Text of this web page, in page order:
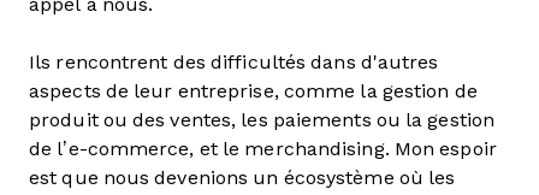
appel à nous.
Ils rencontrent des difficultés dans d'autres
aspects de leur entreprise, comme la gestion de
produit ou des ventes, les paiements ou la gestion
de l’e-commerce, et le merchandising. Mon espoir
est que nous devenions un écosystème où les